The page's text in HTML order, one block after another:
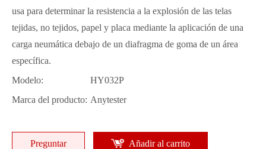
usa para determinar la resistencia a la explosión de las telas
tejidas, no tejidos, papel y placa mediante la aplicación de una
carga neumática debajo de un diafragma de goma de un área
específica.
Modelo:
HY032P
Marca del producto: Anytester
Preguntar Añadir al carrito